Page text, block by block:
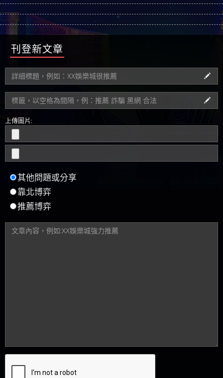
刊登新文章
上傳圖片:
其他問題或分享
靠北博弈
推薦博弈